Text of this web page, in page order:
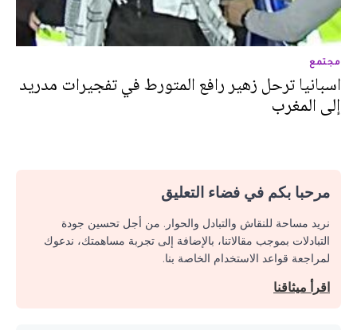
مجتمع
اسبانيا ترحل زهير رافع المتورط في تفجيرات مدريد
إلى المغرب
مرحبا بكم في فضاء التعليق
نريد مساحة للنقاش والتبادل والحوار. من أجل تحسين جودة
التبادلات بموجب مقالاتنا، بالإضافة إلى تجربة مساهمتك، ندعوك
لمراجعة قواعد الاستخدام الخاصة بنا.
اقرأ ميثاقنا